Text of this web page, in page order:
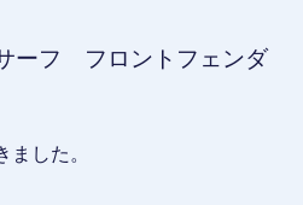
ーフ フロントフェンダ
した。